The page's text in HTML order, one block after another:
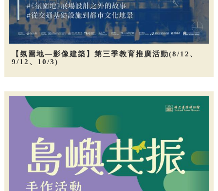
【氛圍地—影像建築】第三季教育推廣活動(8/12、
9/12、10/3)